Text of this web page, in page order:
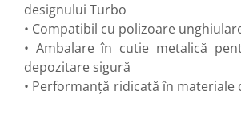
Pistoale de bătut cuie
Polizoare
Seturi aparate electrice
Testere electrice
Unelte multifuncționale
designului Turbo
• Compatibil cu polizoare
• Ambalare în cutie metalică
depozitare sigură
• Performanță ridicată în materiale